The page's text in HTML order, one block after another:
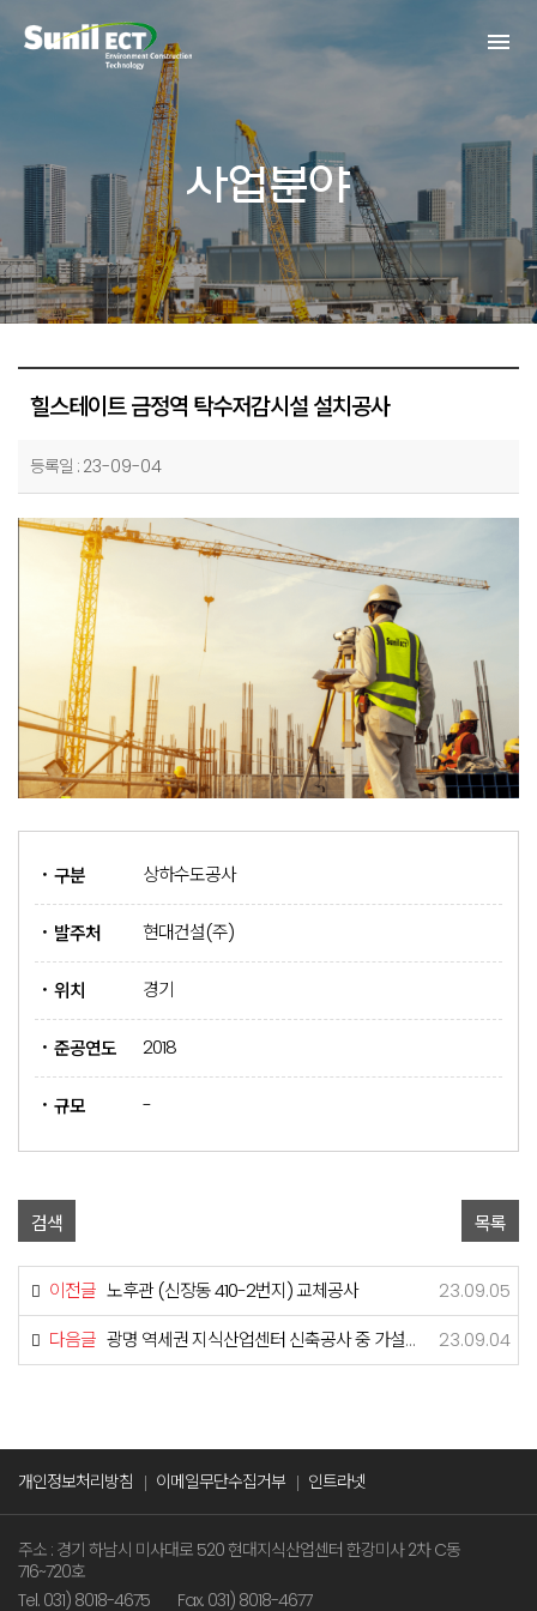
menu
사업분야
힐스테이트 금정역 탁수저감시설 설치공사
등록일 : 23-09-04
구분 상하수도공사
발주처 현대건설(주)
위치 경기
준공연도 2018
규모 -
검색 목록
이전글 노후관 (신장동 410-2번지) 교체공사
23.09.05
다음글
광명 역세권 지식산업센터 신축공사 중 가설배수시설공사 23.09.04
개인정보처리방침 이메일무단수집거부 인트라넷
주소 : 경기 하남시 미사대로 520 현대지식산업센터 한강미사 2차 C동
716~720호
Tel. 031) 8018-4675
Fax. 031) 8018-4677